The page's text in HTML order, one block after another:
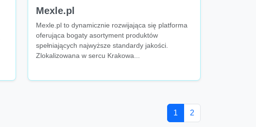
Mexle.pl
Mexle.pl to dynamicznie rozwijająca się platforma
oferująca bogaty asortyment produktów
spełniających najwyższe standardy jakości.
Zlokalizowana w sercu Krakowa...
1 2